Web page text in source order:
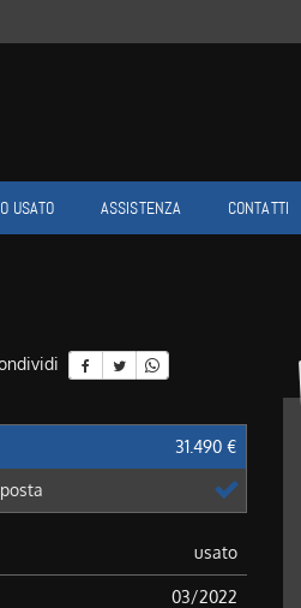
USATO ASSISTENZA CONTATTI
31.490 €
usato
03/2022